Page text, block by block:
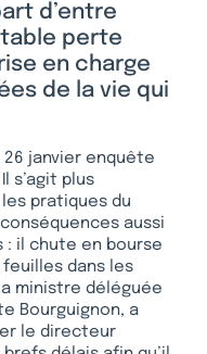
d’entre
perte
en charge
de la vie qui
janvier enquête
s’agit plus
pratiques du
aussi
: il chute en bourse
feuilles dans les
ministre déléguée
Bourguignon, a
le directeur